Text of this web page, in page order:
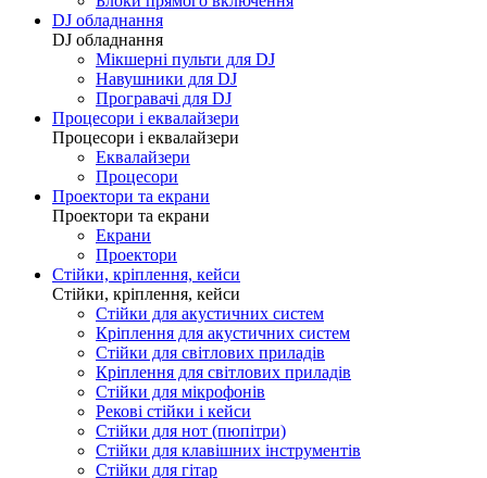
DJ обладнання
DJ обладнання
Мікшерні пульти для DJ
Навушники для DJ
Програвачі для DJ
Процесори і еквалайзери
Процесори і еквалайзери
Еквалайзери
Процесори
Проектори та екрани
Проектори та екрани
Екрани
Проектори
Стійки, кріплення, кейси
Стійки, кріплення, кейси
Стійки для акустичних систем
Кріплення для акустичних систем
Стійки для світлових приладів
Кріплення для світлових приладів
Стійки для мікрофонів
Рекові стійки і кейси
Стійки для нот (пюпітри)
Стійки для клавішних інструментів
Стійки для гітар